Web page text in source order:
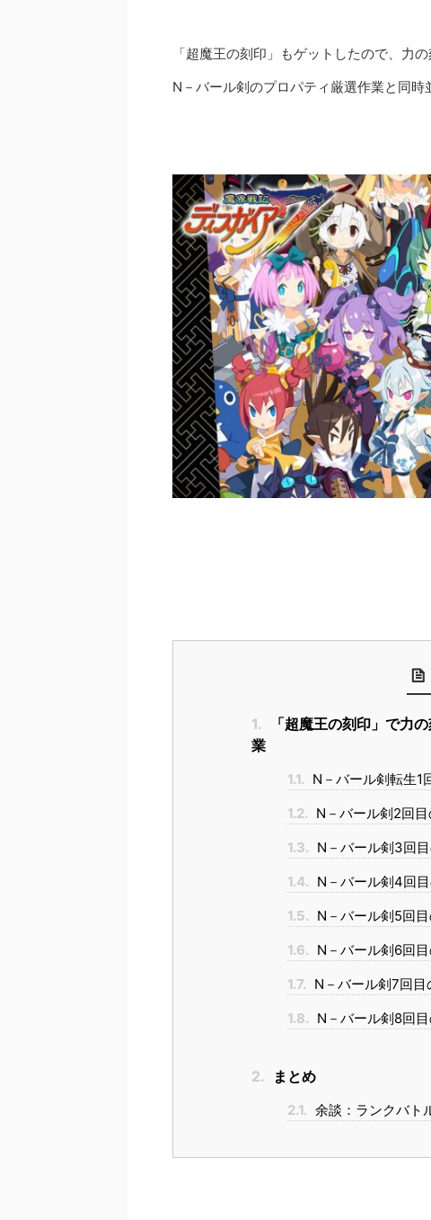
「超魔王の刻印」もゲットしたので、力
N－バール剣のプロパティ厳選作業と同時
1.
「超魔王の刻印」で力
業
1.1. N－バール剣転生1
1.2. N－バール剣2回
1.3. N－バール剣3回
1.4. N－バール剣4回
1.5. N－バール剣5回
1.6. N－バール剣6回
1.7. N－バール剣7回目
1.8. N－バール剣8回
2. まとめ
2.1. 余談：ランクバト